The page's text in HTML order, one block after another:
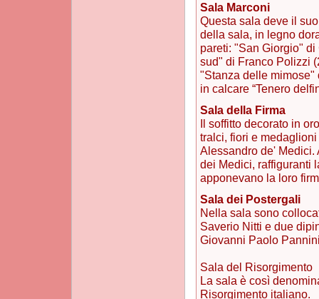
Sala Marconi
Questa sala deve il
della sala, in legno
pareti: "San Giorgio"
sud" di Franco Polizzi
"Stanza delle mimose"
in calcare “Tenero
Sala della Firma
Il soffitto decorato in
tralci, fiori e
Alessandro de' Medici.
dei Medici, raffiguranti
apponevano la loro
Sala dei Postergali
Nella sala sono
Saverio Nitti e due
Giovanni Paolo
Sala del Risorgimento
La sala è così
Risorgimento italiano.